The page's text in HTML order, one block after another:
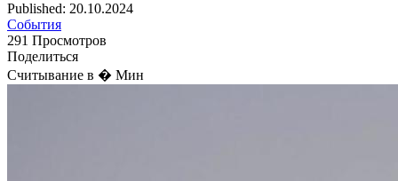
Published: 20.10.2024
События
291 Просмотров
Поделиться
Считывание в � Мин